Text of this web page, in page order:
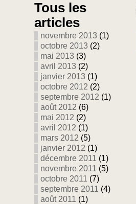
Tous les
articles
novembre 2013 (1)
octobre 2013 (2)
mai 2013 (3)
avril 2013 (2)
janvier 2013 (1)
octobre 2012 (2)
septembre 2012 (1)
août 2012 (6)
mai 2012 (2)
avril 2012 (1)
mars 2012 (5)
janvier 2012 (1)
décembre 2011 (1)
novembre 2011 (5)
octobre 2011 (7)
septembre 2011 (4)
août 2011 (1)